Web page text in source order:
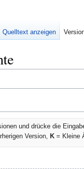
und drücke die
Version, K = Kleine
Quelltext anzeigen